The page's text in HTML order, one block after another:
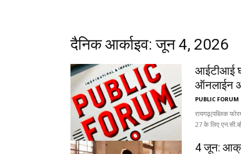
दैनिक आर्काइव: जून 4, 2026
आईटीआई
ऑनलाईन
PUBLIC FORUM
रायगढ़(पब्लिक
27 के लिए
4 जून: